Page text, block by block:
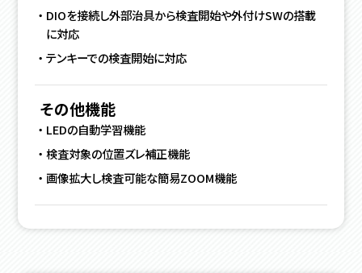
DIOを接続し外部治具から検査開始や外付けSWの搭載
に対応
テンキーでの検査開始に対応
その他機能
LEDの自動学習機能
検査対象の位置ズレ補正機能
画像拡大し検査可能な簡易ZOOM機能